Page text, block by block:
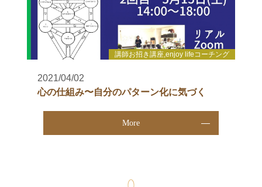
講師お招き講座,enjoy lifeコーチング
2021/04/02
心の仕組み〜自分のパターン化に気づく
More